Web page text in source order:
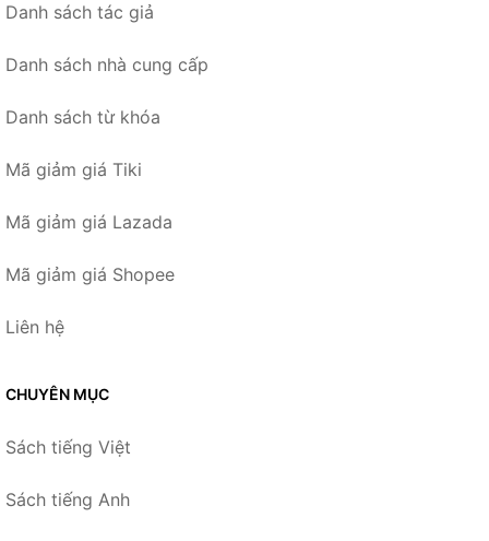
Danh sách tác giả
Danh sách nhà cung cấp
Danh sách từ khóa
Mã giảm giá Tiki
Mã giảm giá Lazada
Mã giảm giá Shopee
Liên hệ
CHUYÊN MỤC
Sách tiếng Việt
Sách tiếng Anh